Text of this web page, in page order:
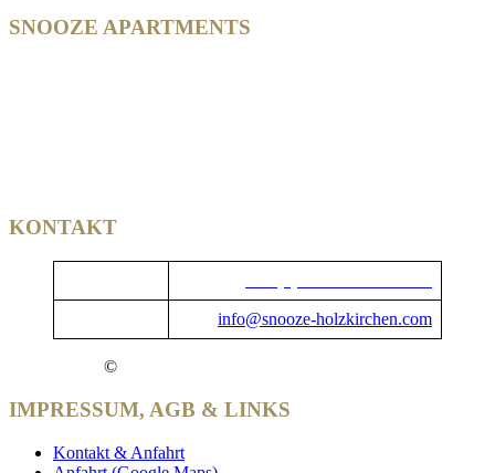
SNOOZE APARTMENTS
KONTAKT
info@snooze-holzkirchen.com
©
IMPRESSUM, AGB & LINKS
Kontakt & Anfahrt